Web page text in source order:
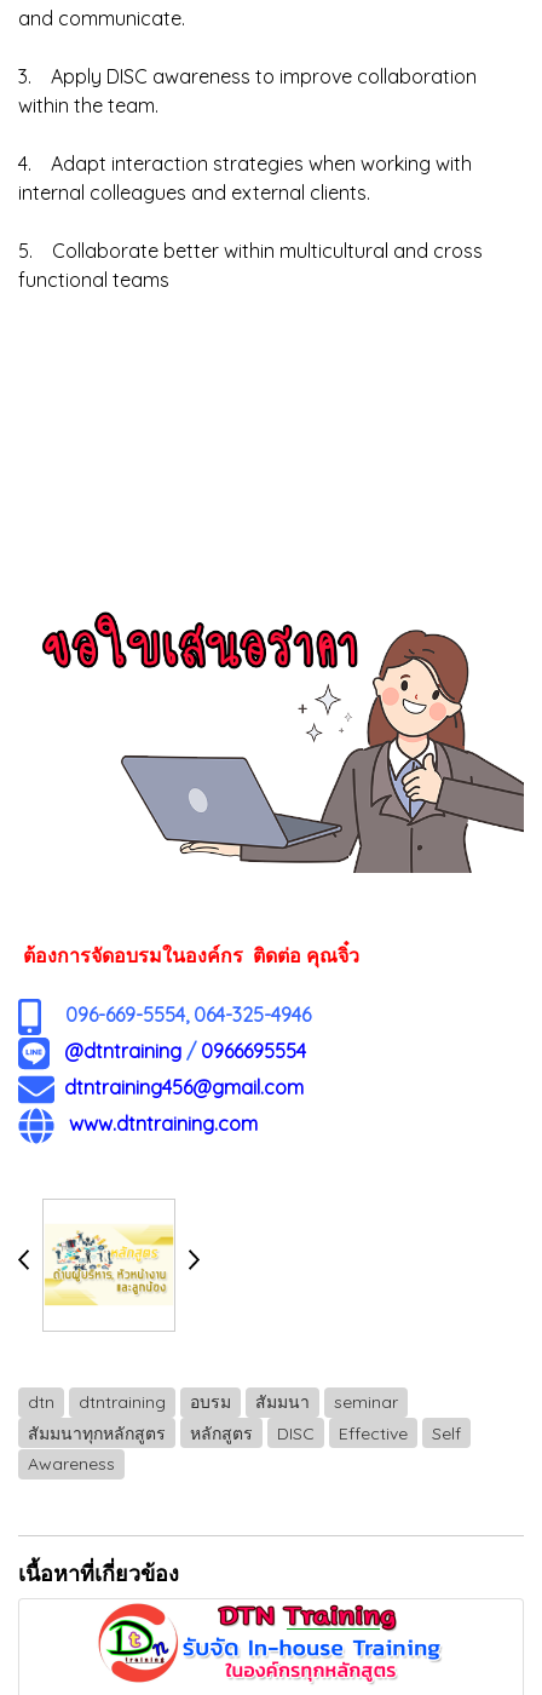
and communicate.
3. Apply DISC awareness to improve collaboration
within the team.
4. Adapt interaction strategies when working with
internal colleagues and external clients.
5. Collaborate better within multicultural and cross
functional teams
ต้องการจัดอบรมในองค์กร ติดต่อ คุณจิ๋ว
096-669-5554, 064-325-4946
@dtntraining / 0966695554
dtntraining456@gmail.com
www.dtntraining.com
dtn dtntraining อบรม สัมมนา
seminar
สัมมนาทุกหลักสูตร
หลักสูตร DISC Effective
Self
Awareness
เนื้อหาที่เกี่ยวข้อง